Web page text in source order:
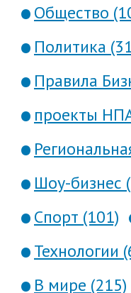
Общество
Политика
Правила
проекты
Шоу-бизнес
Спорт (101)
Технологии
В мире (215)